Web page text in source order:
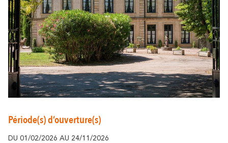
Là où la diversitérésonne
Et aussi...
Les vignobles
Ville Rugby
Période(s) d’ouverture(s)
DU 01/02/2026 AU 24/11/2026